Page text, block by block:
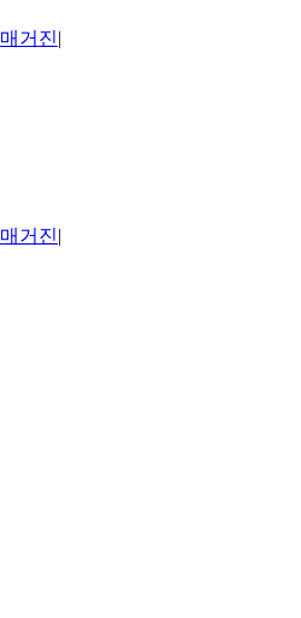
매거진|
매거진|